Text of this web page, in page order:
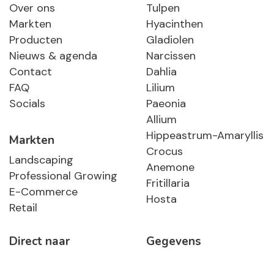
Over ons
Markten
Producten
Nieuws & agenda
Contact
FAQ
Socials
Markten
Landscaping
Professional Growing
E-Commerce
Retail
Tulpen
Hyacinthen
Gladiolen
Narcissen
Dahlia
Lilium
Paeonia
Allium
Hippeastrum-Amaryllis
Crocus
Anemone
Fritillaria
Hosta
Direct naar Gegevens